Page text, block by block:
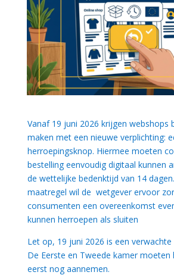
Vanaf 19 juni 2026 krijgen webshops
maken met een nieuwe verplichting:
herroepingsknop. Hiermee moeten
bestelling eenvoudig digitaal kunnen
de wettelijke bedenktijd van 14
maatregel wil de wetgever ervoor
consumenten een overeenkomst
kunnen herroepen als sluiten
Let op, 19 juni 2026 is een
De Eerste en Tweede kamer
eerst nog aannemen.